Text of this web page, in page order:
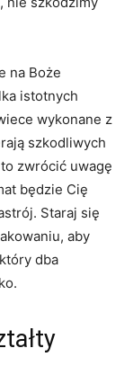
⁢na ​Boże⁣
‌istotnych
wykonane z
szkodliwych
zwrócić‍ uwagę
‍będzie Cię
Staraj⁢ się
aby
dba